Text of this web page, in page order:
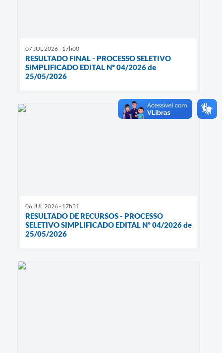
07 JUL 2026 - 17h00
RESULTADO FINAL - PROCESSO SELETIVO
SIMPLIFICADO EDITAL Nº 04/2026 de
25/05/2026
06 JUL 2026 - 17h31
RESULTADO DE RECURSOS - PROCESSO
SELETIVO SIMPLIFICADO EDITAL Nº 04/2026 de
25/05/2026